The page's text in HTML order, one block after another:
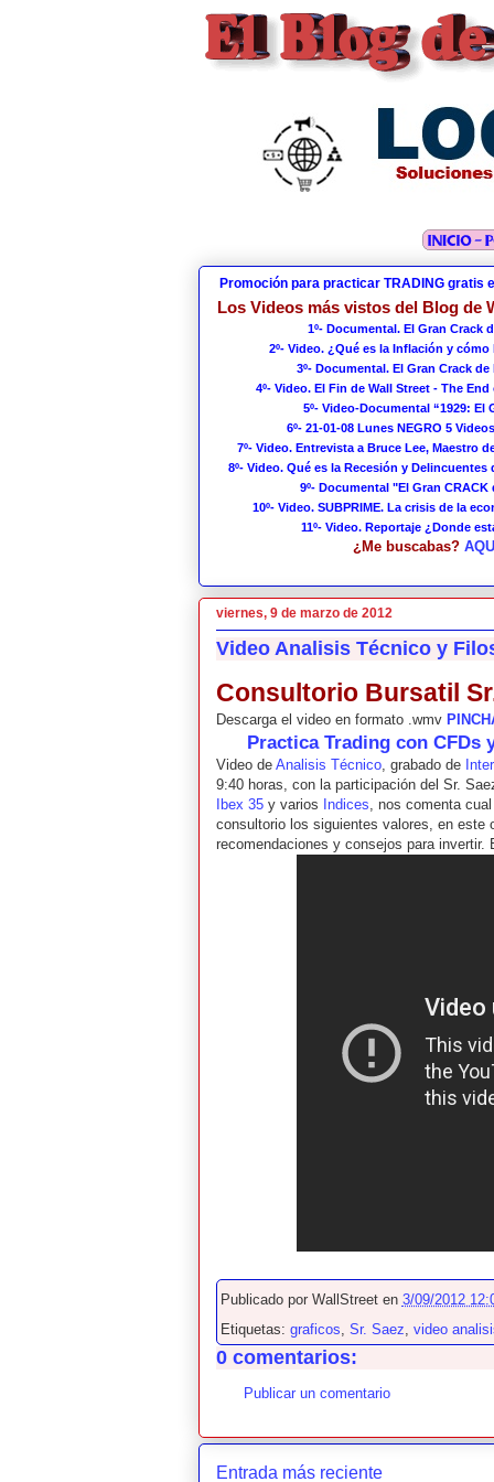
Promoción para practicar TRADING gratis
Los Videos más vistos del Blog de
1º- Documental. El Gran Crack
2º- Video. ¿Qué es la Inflación y
3º- Documental. El Gran Crack
4º- Video. El Fin de Wall Street - The
5º- Video-Documental “1929: El
6º- 21-01-08 Lunes NEGRO 5
7º- Video. Entrevista a Bruce Lee, Maestro
8º- Video. Qué es la Recesión y Delincuentes
9º- Documental "El Gran CRACK
10º- Video. SUBPRIME. La crisis de la
11º- Video. Reportaje ¿Donde
¿Me buscabas?
viernes, 9 de marzo de 2012
Video Analisis Técnico y
Consultorio Bursatil
Descarga el video en formato .wmv
Practica Trading con CFDs
Video de Analisis Técnico, grabado de
9:40 horas, con la participación del Sr.
Ibex 35y varios Indices, nos comenta
consultorio los siguientes valores, en este
recomendaciones y consejos para
Publicado por WallStreet en 3/09/2012
Etiquetas: graficos, Sr. Saez, video
0 comentarios:
Publicar un comentario
Entrada más reciente